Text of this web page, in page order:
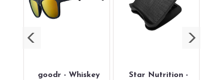
goodr - Whiskey
Star Nutrition -